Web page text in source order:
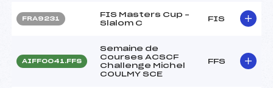
FRA9231
FIS Masters Cup –
Slalom C
FIS
AIFF0041.FFS
Semaine de
Courses ACSCF
Challenge Michel
COULMY SCE
FFS